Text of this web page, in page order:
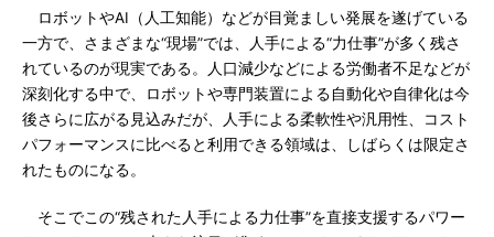
ロボットやAI（人工知能）などが目覚ましい発展を遂げている
一方で、さまざまな“現場”では、人手による“力仕事”が多く残さ
れているのが現実である。人口減少などによる労働者不足などが
深刻化する中で、ロボットや専門装置による自動化や自律化は今
後さらに広がる見込みだが、人手による柔軟性や汎用性、コスト
パフォーマンスに比べると利用できる領域は、しばらくは限定さ
れたものになる。
そこでこの“残された人手による力仕事”を直接支援するパワー